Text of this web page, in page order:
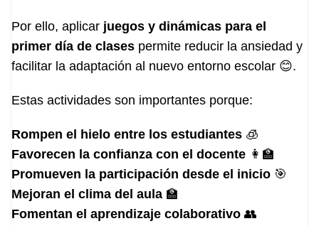
Por ello, aplicar juegos y dinámicas para el
primer día de clases permite reducir la ansiedad y
facilitar la adaptación al nuevo entorno escolar 😊.
Estas actividades son importantes porque:
Rompen el hielo entre los estudiantes 🧊
Favorecen la confianza con el docente 👩‍🏫
Promueven la participación desde el inicio 🎯
Mejoran el clima del aula 🏫
Fomentan el aprendizaje colaborativo 👥